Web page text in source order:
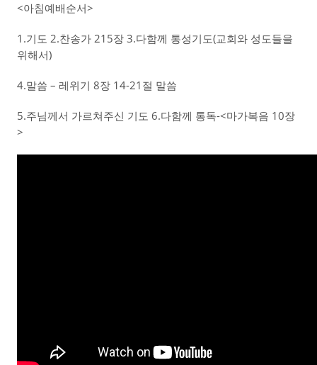
<아침예배순서>
1.기도 2.찬송가 215장 3.다함께 통성기도(교회와 성도들을
위해서)
4.말씀 – 레위기 8장 14-21절 말씀
5.주님께서 가르쳐주신 기도 6.다함께 통독-<마가복음 10장
>